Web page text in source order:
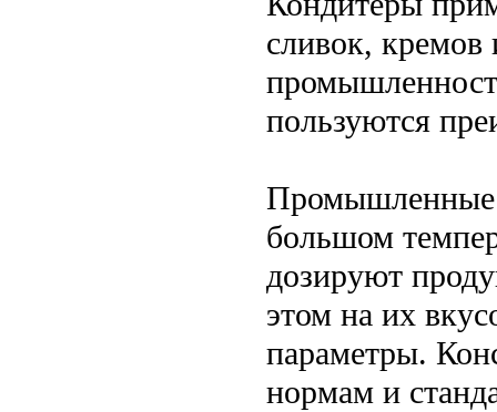
сливок,
пользуются
Промышленные
большом
дозируют
этом на их
параметры.
нормам и